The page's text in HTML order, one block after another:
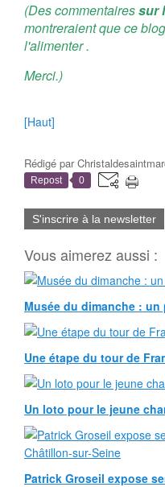
(Des commentairessur
montreraient que ce
l'alimenter .
Merci.)
[Haut]
Rédigé par
Repost 0
S'inscrire à la newsletter
Vous aimerez aussi :
Musée du dimanche :
Une étape du tour de
Un loto pour le jeune
Patrick Groseil expose